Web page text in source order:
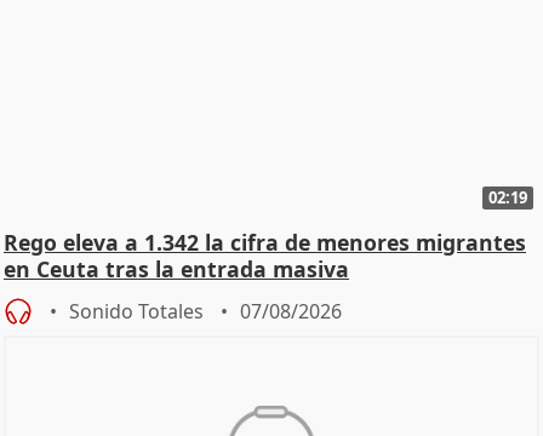
02:19
Rego eleva a 1.342 la cifra de menores migrantes
en Ceuta tras la entrada masiva
Sonido Totales 07/08/2026